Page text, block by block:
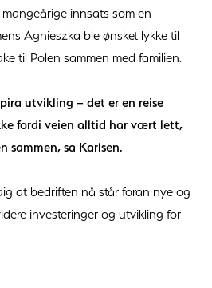
innsats som en
Agnieszka ble ønsket lykke til
til Polen sammen med familien.
utvikling – det er en reise
fordi veien alltid har vært lett,
sammen, sa Karlsen.
at bedriften nå står foran nye og
investeringer og utvikling for